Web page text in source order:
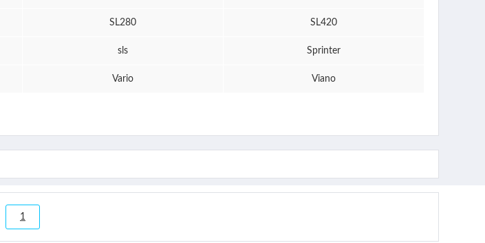
SL280 SL420
sls Sprinter
Vario Viano
1